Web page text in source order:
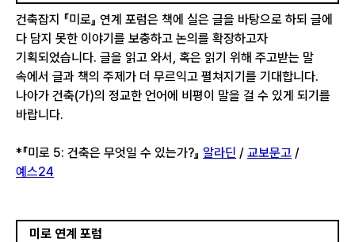
건축잡지 『미로』 연계 포럼은 책에 실은 글을 바탕으로 하되 글에
다 담지 못한 이야기를 보충하고 논의를 확장하고자
기획되었습니다. 글을 읽고 와서, 혹은 읽기 위해 주고받는 말
속에서 글과 책의 주제가 더 무르익고 펼쳐지기를 기대합니다.
나아가 건축(가)의 정교한 언어에 비평이 말을 걸 수 있게 되기를
바랍니다.
*『미로 5: 건축은 무엇일 수 있는가?』 알라딘 / 교보문고 /
예스24
미로 연계 포럼